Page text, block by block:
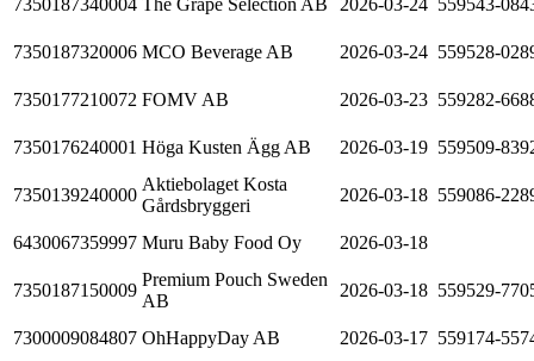
7350187320006 MCO Beverage AB 2026-03-24 559528-
7350177210072 FOMV AB 2026-03-23 559282-
7350176240001 Höga Kusten Ägg AB 2026-03-19 559509-
7350139240000
Aktiebolaget Kosta
Gårdsbryggeri
2026-03-18 559086-
6430067359997 Muru Baby Food Oy 2026-03-18
7350187150009
Premium Pouch Sweden
AB
2026-03-18 559529-
7300009084807 OhHappyDay AB 2026-03-17 559174-